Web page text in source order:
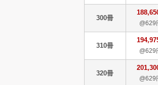
300冊
@629
310冊
@629
320冊
@629